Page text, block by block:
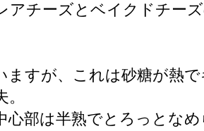
チーズとベイクドチー
すが、これは砂糖が熱で
部は半熟でとろっとなめ